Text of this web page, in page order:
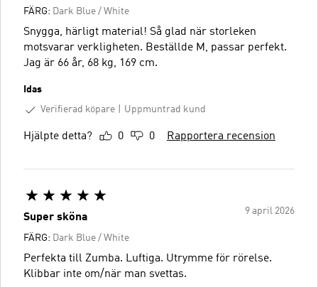
FÄRG: Dark Blue / White
Snygga, härligt material! Så glad när storleken
motsvarar verkligheten. Beställde M, passar perfekt.
Jag är 66 år, 68 kg, 169 cm.
Idas
Verifierad köpare
Uppmuntrad kund
Hjälpte detta? 0 0 Rapportera recension
9 april 2026
Super sköna
FÄRG: Dark Blue / White
Perfekta till Zumba. Luftiga. Utrymme för rörelse.
Klibbar inte om/när man svettas.